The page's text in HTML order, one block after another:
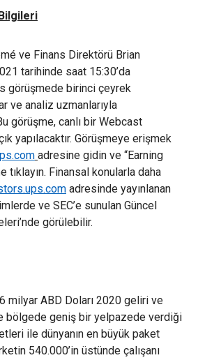
ve Finans Direktörü Brian
tarihinde saat 15:30’da
görüşmede birinci çeyrek
ve analiz uzmanlarıyla
görüşme, canlı bir Webcast
yapılacaktır. Görüşmeye erişmek
adresine gidin ve “Earning
tıklayın. Finansal konularla daha
adresinde yayınlanan
ve SEC’e sunulan Güncel
görülebilir.
milyar ABD Doları 2020 geliri ve
bölgede geniş bir yelpazede verdiği
ile dünyanın en büyük paket
540.000’in üstünde çalışanı